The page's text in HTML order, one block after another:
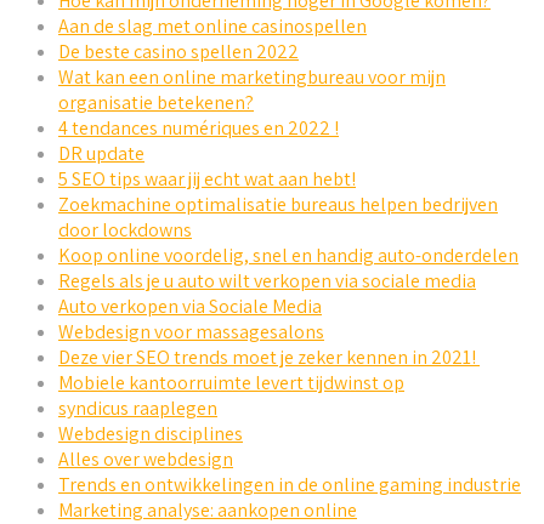
Aan de slag met online casinospellen
De beste casino spellen 2022
Wat kan een online marketingbureau voor mijn
organisatie betekenen?
4 tendances numériques en 2022 !
DR update
5 SEO tips waar jij echt wat aan hebt!
Zoekmachine optimalisatie bureaus helpen bedrijven
door lockdowns
Koop online voordelig, snel en handig auto-onderdelen
Regels als je u auto wilt verkopen via sociale media
Auto verkopen via Sociale Media
Webdesign voor massagesalons
Deze vier SEO trends moet je zeker kennen in 2021!
Mobiele kantoorruimte levert tijdwinst op
syndicus raaplegen
Webdesign disciplines
Alles over webdesign
Trends en ontwikkelingen in de online gaming industrie
Marketing analyse: aankopen online